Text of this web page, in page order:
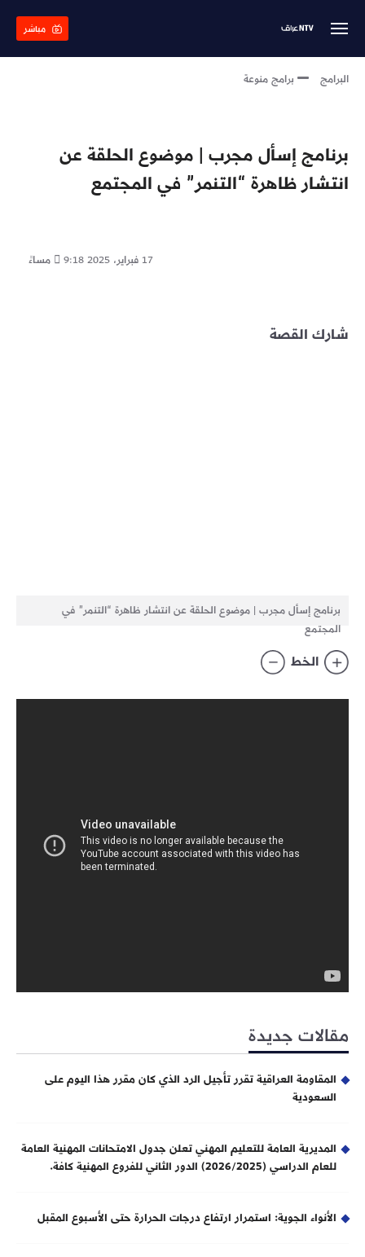
main
مباشر
البرامج برامج منوعة
برنامج إسأل مجرب | موضوع الحلقة عن
انتشار ظاهرة “التنمر” في المجتمع
17 فبراير، 2025 9:18 مساءً
شارك القصة
برنامج إسأل مجرب | موضوع الحلقة عن انتشار ظاهرة “التنمر” في
المجتمع
الخط
مقالات جديدة
المقاومة العراقية تقرر تأجيل الرد الذي كان مقرر هذا اليوم على
السعودية
المديرية العامة للتعليم المهني تعلن جدول الامتحانات المهنية العامة
للعام الدراسي (2026/2025) الدور الثاني للفروع المهنية كافة.
الأنواء الجوية: استمرار ارتفاع درجات الحرارة حتى الأسبوع المقبل